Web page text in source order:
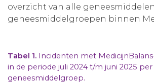
overzicht van alle
geneesmiddelgroepen binnen
Tabel 1. Incidenten met
in de periode juli 2024 t/m juni 2025 per
geneesmiddelgroep.